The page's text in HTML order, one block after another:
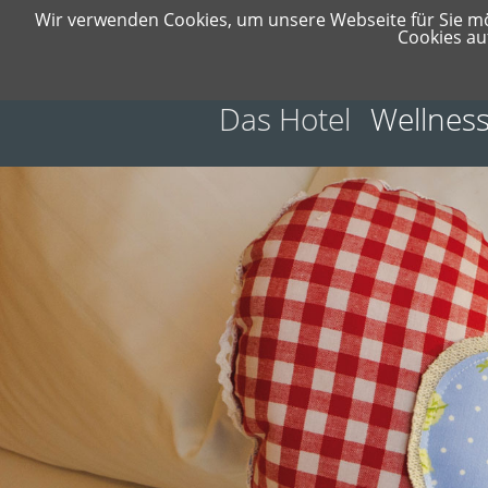
Das Hotel
Wir verwenden Cookies, um unsere Webseite für Sie
Cookies